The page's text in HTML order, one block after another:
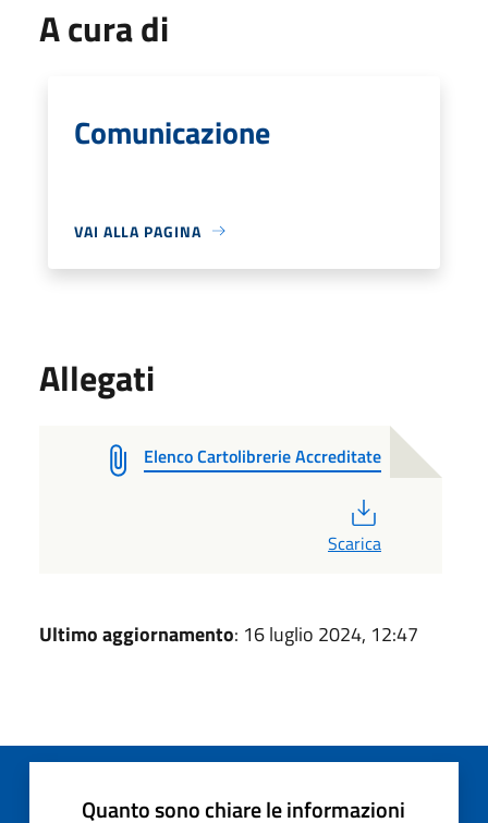
A cura di
Comunicazione
VAI ALLA PAGINA
Allegati
Elenco Cartolibrerie Accreditate
Scarica
Ultimo aggiornamento: 16 luglio 2024, 12:47
Quanto sono chiare le informazioni